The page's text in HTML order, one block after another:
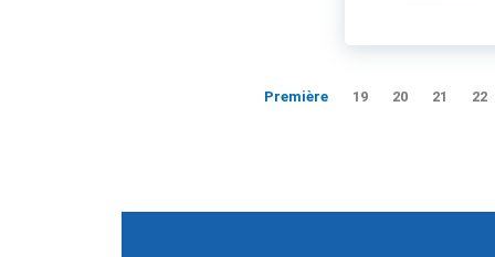
Première 19 20 21 22